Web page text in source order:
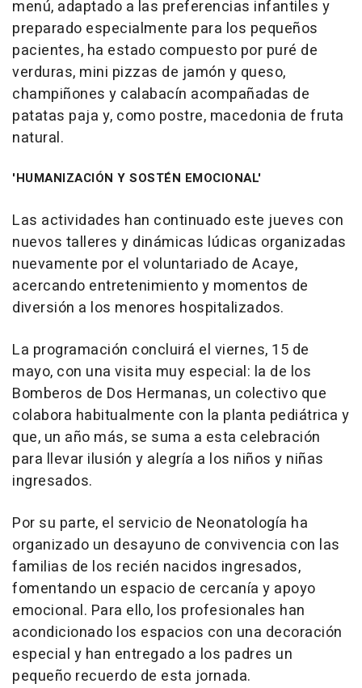
menú, adaptado a las preferencias infantiles y
preparado especialmente para los pequeños
pacientes, ha estado compuesto por puré de
verduras, mini pizzas de jamón y queso,
champiñones y calabacín acompañadas de
patatas paja y, como postre, macedonia de fruta
natural.
'HUMANIZACIÓN Y SOSTÉN EMOCIONAL'
Las actividades han continuado este jueves con
nuevos talleres y dinámicas lúdicas organizadas
nuevamente por el voluntariado de Acaye,
acercando entretenimiento y momentos de
diversión a los menores hospitalizados.
La programación concluirá el viernes, 15 de
mayo, con una visita muy especial: la de los
Bomberos de Dos Hermanas, un colectivo que
colabora habitualmente con la planta pediátrica y
que, un año más, se suma a esta celebración
para llevar ilusión y alegría a los niños y niñas
ingresados.
Por su parte, el servicio de Neonatología ha
organizado un desayuno de convivencia con las
familias de los recién nacidos ingresados,
fomentando un espacio de cercanía y apoyo
emocional. Para ello, los profesionales han
acondicionado los espacios con una decoración
especial y han entregado a los padres un
pequeño recuerdo de esta jornada.